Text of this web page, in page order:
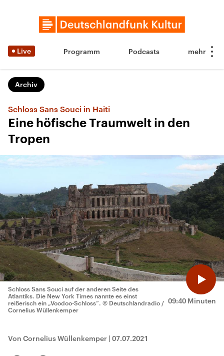
Live Programm Podcasts
Archiv
Schloss Sans Souci in Haiti
Eine höfische Traumwelt in den
Tropen
09:40 Minuten
Schloss Sans Souci auf der anderen Seite des
Atlantiks. Die New York Times nannte es einst
reißerisch ein „Voodoo-Schloss“. © Deutschlandradio /
Cornelius Wüllenkemper
Von Cornelius Wüllenkemper | 07.07.2021